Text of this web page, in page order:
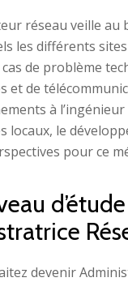
réseau veille
les différents
de problème
et de
à
locaux, le
pour ce
devenir